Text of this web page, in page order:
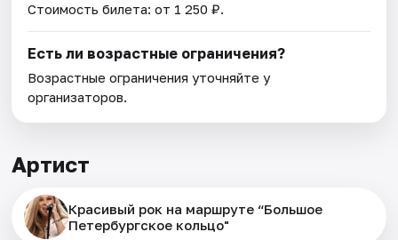
Стоимость билета: от 1 250 ₽.
Есть ли возрастные ограничения?
Возрастные ограничения уточняйте у
организаторов.
Артист
Красивый рок на маршруте “Большое
Петербургское кольцо"